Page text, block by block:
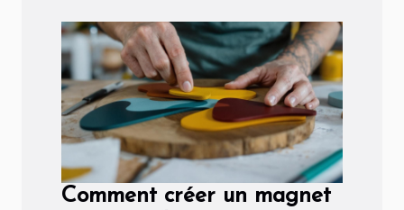
Comment créer un magnet